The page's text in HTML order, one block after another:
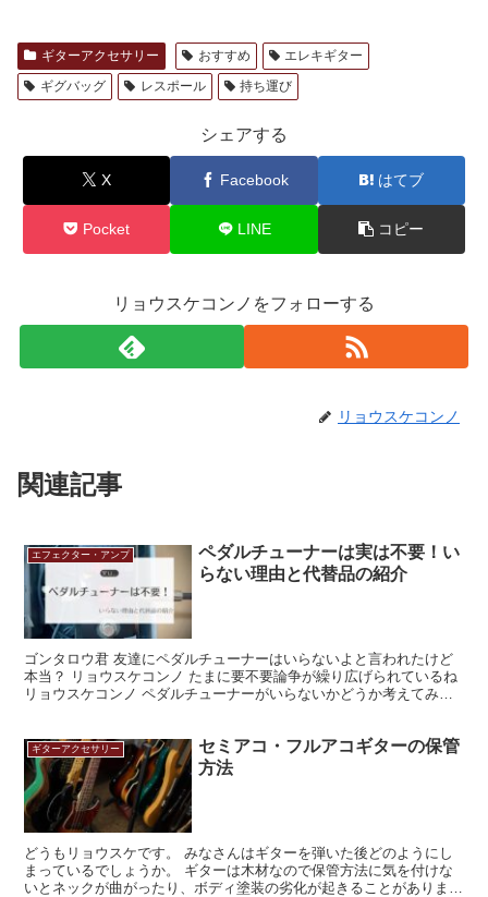
ギターアクセサリー おすすめ
エレキギター
ギグバッグ
レスポール 持ち運び
シェアする
X Facebook はてブ
Pocket LINE コピー
リョウスケコンノをフォローする
リョウスケコンノ
関連記事
エフェクター・アンプ
ペダルチューナーは実は不要！い
らない理由と代替品の紹介
ゴンタロウ君 友達にペダルチューナーはいらないよと言われたけど
本当？ リョウスケコンノ たまに要不要論争が繰り広げられているね
リョウスケコンノ ペダルチューナーがいらないかどうか考えてみよ
ギターアクセサリー
セミアコ・フルアコギターの保管
方法
どうもリョウスケです。 みなさんはギターを弾いた後どのようにし
まっているでしょうか。 ギターは木材なので保管方法に気を付けな
いとネックが曲がったり、ボディ塗装の劣化が起きることがありま